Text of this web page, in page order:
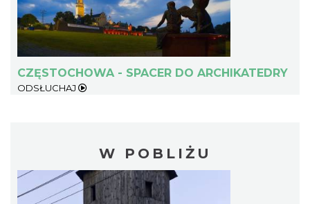
CZĘSTOCHOWA - SPACER DO ARCHIKATEDRY
ODSŁUCHAJ
W POBLIŻU